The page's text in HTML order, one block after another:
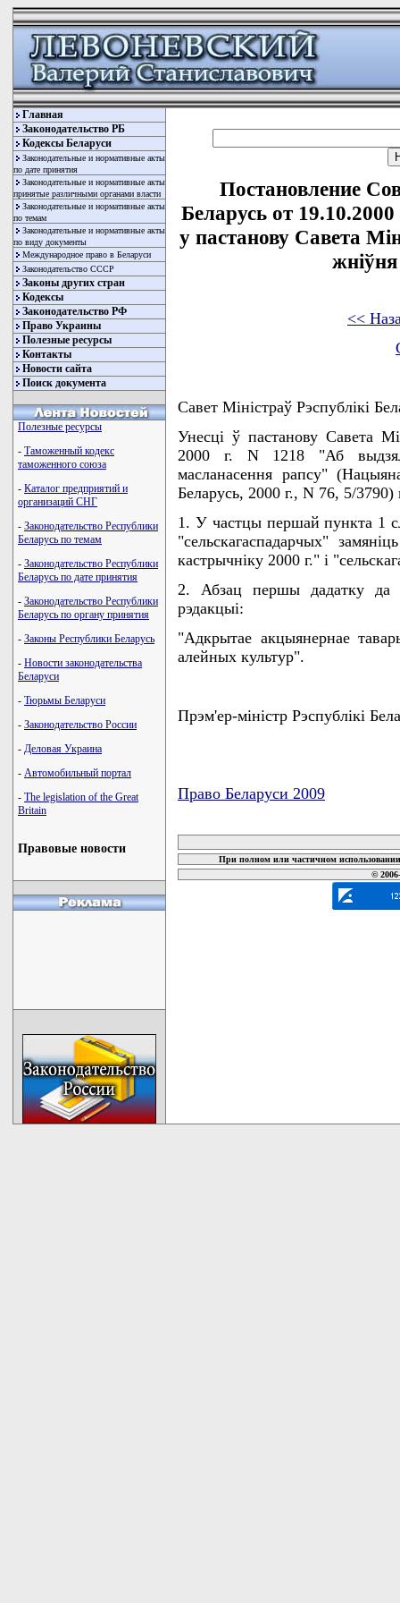
Главная
Законодательство РБ
Кодексы Беларуси
Законодательные и нормативные акты
по дате принятия
Законодательные и нормативные акты
принятые различными органами власти
Законодательные и нормативные акты
по темам
Законодательные и нормативные акты
по виду документы
Международное право в Беларуси
Законодательство СССР
Законы других стран
Кодексы
Законодательство РФ
Право Украины
Полезные ресурсы
Контакты
Новости сайта
Поиск документа
Полезные ресурсы
- Таможенный кодекс
таможенного союза
- Каталог предприятий и
организаций СНГ
- Законодательство Республики
Беларусь по темам
- Законодательство Республики
Беларусь по дате принятия
- Законодательство Республики
Беларусь по органу принятия
- Законы Республики Беларусь
- Новости законодательства
Беларуси
- Тюрьмы Беларуси
- Законодательство России
- Деловая Украина
- Автомобильный портал
- The legislation of the Great
Britain
Правовые новости
Постановление
Беларусь от
у пастанову Савета
жнiўня
<<
Савет Мiнiстраў Рэспублiкi
Унесцi ў пастанову Савета
2000 г. N 1218 "Аб
масланасення рапсу"
Беларусь, 2000 г., N 76, 5/
1. У частцы першай пункта 1
"сельскагаспадарчых"
кастрычнiку 2000 г." i
2. Абзац першы дадатку да
рэдакцыi:
"Адкрытае акцыянернае
алейных культур".
Прэм'ер-мiнiстр Рэспублiкi
Право Беларуси 2009
При полном или частичном
©